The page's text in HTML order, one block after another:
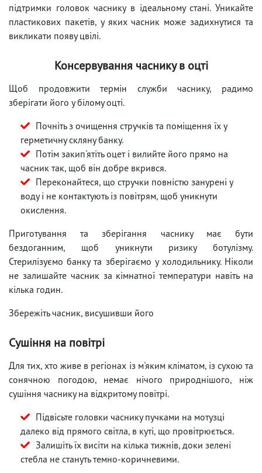
підтримки головок часнику в ідеальному стані. Уникайте
пластикових пакетів, у яких часник може задихнутися та
викликати появу цвілі.
Консервування часнику в оцті
Щоб продовжити термін служби часнику, радимо
зберігати його у білому оцті.
Почніть з очищення стручків та поміщення їх у
герметичну скляну банку.
Потім закип'ятіть оцет і вилийте його прямо на
часник так, щоб він добре вкрився.
Переконайтеся, що стручки повністю занурені у
воду і не контактують із повітрям, щоб уникнути
окислення.
Приготування та зберігання часнику має бути
бездоганним, щоб уникнути ризику ботулізму.
Стерилізуємо банку та зберігаємо у холодильнику. Ніколи
не залишайте часник за кімнатної температури навіть на
кілька годин.
Збережіть часник, висушивши його
Сушіння на повітрі
Для тих, хто живе в регіонах із м'яким кліматом, із сухою та
сонячною погодою, немає нічого природнішого, ніж
сушіння часнику на відкритому повітрі.
Підвісьте головки часнику пучками на мотузці
далеко від прямого світла, в куті, що провітрюється.
Залишіть їх висіти на кілька тижнів, доки зелені
стебла не стануть темно-коричневими.